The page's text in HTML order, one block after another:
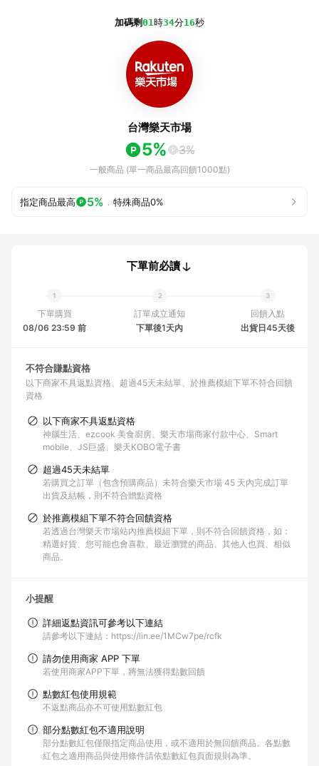
加碼剩01時34分16秒
台灣樂天市場
5% 3%
一般商品 (單一商品最高回饋1000點)
指定商品最高 5% ． 特殊商品0%
下單前必讀
下單購買
08/06 23:59 前
訂單成立通知
下單後1天內
回饋入點
出貨日45天後
不符合賺點資格
以下商家不具返點資格 超過45天未結單
於推薦模組下單不符合回饋
資格
以下商家不具返點資格
神腦生活、ezcook 美食廚房、樂天市場商家付款中心、Smart
mobile、JS巨盛、樂天KOBO電子書
超過45天未結單
若購買之訂單（包含預購商品）未符合樂天市場 45 天內完成訂單
出貨及結帳，則不符合贈點資格
於推薦模組下單不符合回饋資格
若透過台灣樂天市場站內推薦模組下單，則不符合回饋資格，如：
精選好貨、您可能也會喜歡、最近瀏覽的商品、其他人也買、相似
商品。
小提醒
詳細返點資訊可參考以下連結
請參考以下連結：https://lin.ee/1MCw7pe/rcfk
請勿使用商家 APP 下單
若使用商家APP下單，將無法獲得點數回饋
點數紅包使用規範
不返點商品亦不可使用點數紅包
部分點數紅包不適用說明
部分點數紅包僅限指定商品使用，或不適用於無回饋商品。各點數
紅包之適用商品與使用條件請依點數紅包頁面規則為準。